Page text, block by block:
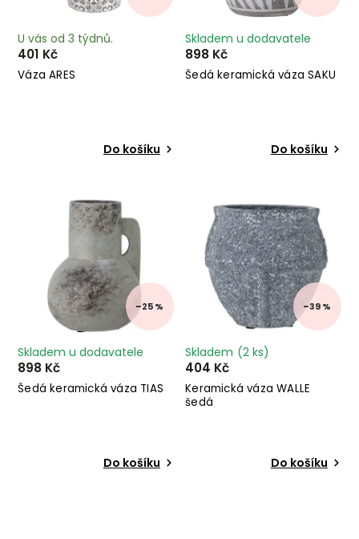
Váza ARES
U vás od 3 týdnů.
401 Kč
Do košíku
Šedá keramická váza SAKU
Skladem u dodavatele
898 Kč
Do košíku
–25 %
Šedá keramická váza TIAS
Skladem u dodavatele
898 Kč
Do košíku
–39 %
Keramická váza WALLE
šedá
Skladem (2 ks)
404 Kč
Do košíku